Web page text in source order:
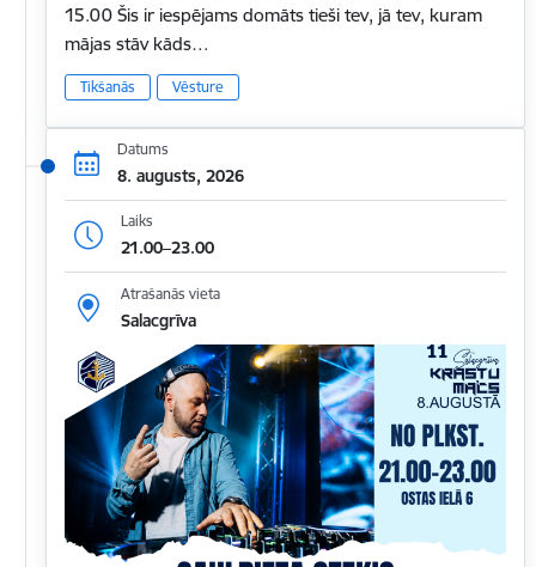
15.00 Šis ir iespējams domāts tieši tev, jā tev, kuram
mājas stāv kāds…
Tikšanās Vēsture
Datums
8. augusts, 2026
Laiks
21.00–23.00
Atrašanās vieta
Salacgrīva